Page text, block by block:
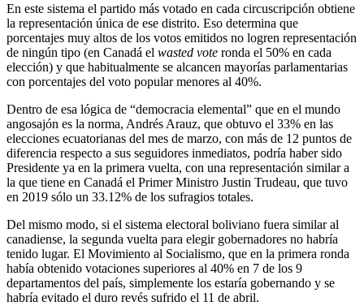
En este sistema el partido más votado en cada circuscripción obtiene
la representación única de ese distrito. Eso determina que
porcentajes muy altos de los votos emitidos no logren representación
de ningún tipo (en Canadá el wasted vote ronda el 50% en cada
elección) y que habitualmente se alcancen mayorías parlamentarias
con porcentajes del voto popular menores al 40%.
Dentro de esa lógica de “democracia elemental” que en el mundo
angosajón es la norma, Andrés Arauz, que obtuvo el 33% en las
elecciones ecuatorianas del mes de marzo, con más de 12 puntos de
diferencia respecto a sus seguidores inmediatos, podría haber sido
Presidente ya en la primera vuelta, con una representación similar a
la que tiene en Canadá el Primer Ministro Justin Trudeau, que tuvo
en 2019 sólo un 33.12% de los sufragios totales.
Del mismo modo, si el sistema electoral boliviano fuera similar al
canadiense, la segunda vuelta para elegir gobernadores no habría
tenido lugar. El Movimiento al Socialismo, que en la primera ronda
había obtenido votaciones superiores al 40% en 7 de los 9
departamentos del país, simplemente los estaría gobernando y se
habría evitado el duro revés sufrido el 11 de abril.